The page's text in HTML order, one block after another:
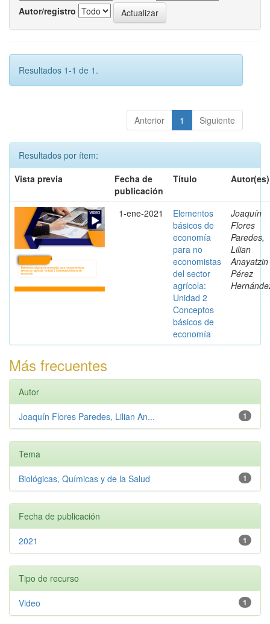
Autor/registro
Resultados 1-1 de 1.
Anterior 1 Siguiente
Resultados por ítem:
Vista previa
Fecha de
publicación
Título Autor(es)
1-ene-2021
Elementos
básicos de
economía
para no
economistas
del sector
agrícola:
Unidad 2
Conceptos
básicos de
economía
Joaquín
Flores
Paredes,
Lilian
Anayatzin
Pérez
Más frecuentes
Autor
1
Joaquín Flores Paredes, Lilian An...
Tema
1
Biológicas, Químicas y de la Salud
Fecha de publicación
1
2021
Tipo de recurso
1
Video